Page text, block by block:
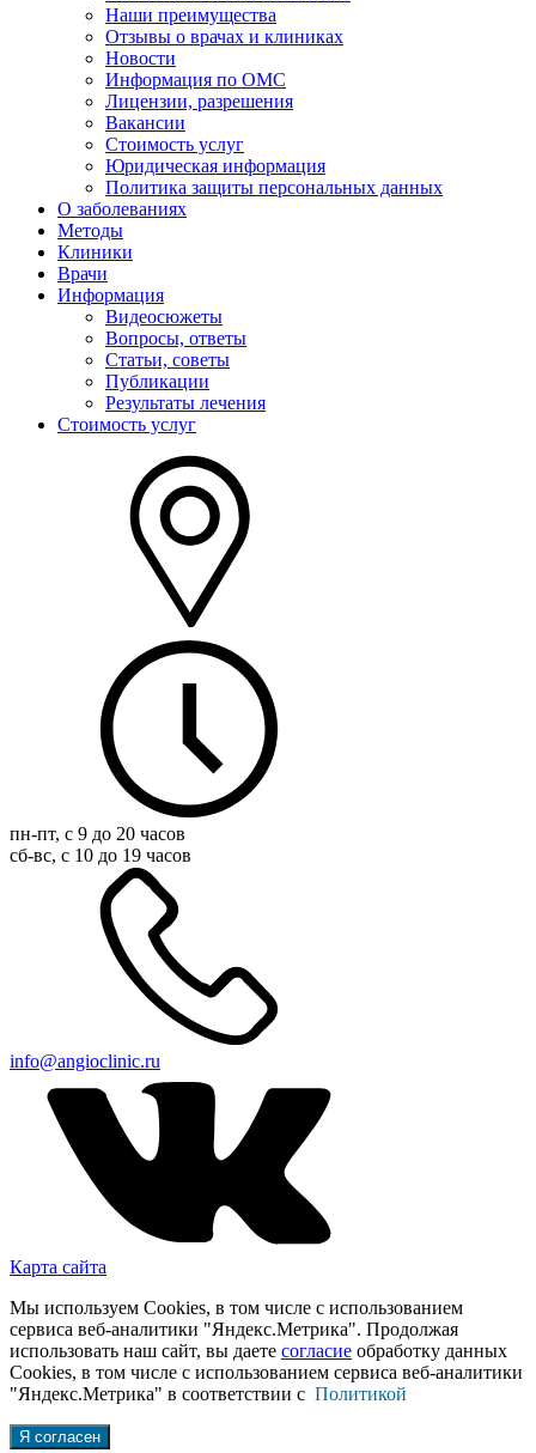
Наши преимущества
Отзывы о врачах и клиниках
Новости
Информация по ОМС
Лицензии, разрешения
Вакансии
Стоимость услуг
Юридическая информация
Политика защиты персональных данных
О заболеваниях
Методы
Клиники
Врачи
Информация
Видеосюжеты
Вопросы, ответы
Статьи, советы
Публикации
Результаты лечения
Стоимость услуг
пн-пт, с 9 до 20 часов
сб-вс, с 10 до 19 часов
info@angioclinic.ru
Карта сайта
Мы используем Cookies, в том числе с использованием
сервиса веб-аналитики "Яндекс.Метрика". Продолжая
использовать наш сайт, вы даете согласие обработку данных
Cookies, в том числе с использованием сервиса веб-аналитики
"Яндекс.Метрика" в соответствии с Политикой
Я согласен